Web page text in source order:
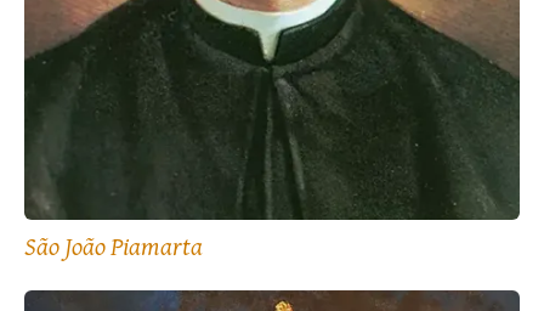
São João Piamarta